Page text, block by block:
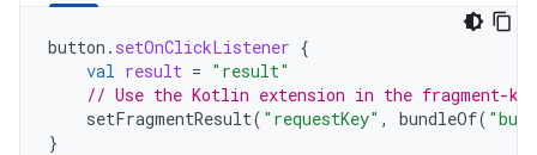
button . setOnClickListener {
val result = "result"
// Use the Kotlin extension in the fragment-
setFragmentResult( "requestKey" , bundleOf(
}